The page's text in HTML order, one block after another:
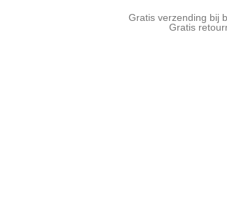
Gratis verzending bij
Gratis